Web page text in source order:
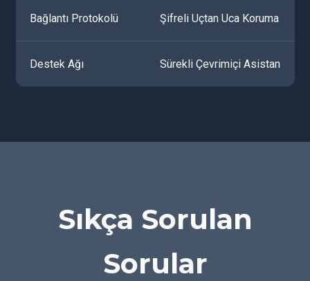
Bağlantı Protokolü Şifreli Uçtan Uca Koruma
Destek Ağı Sürekli Çevrimiçi Asistan
Sıkça Sorulan
Sorular